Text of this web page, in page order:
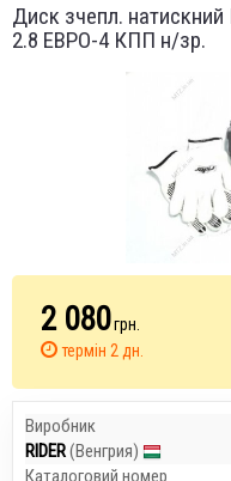
Диск зчепл.
2.8 ЕВРО-4 КПП н/зр.
2 080грн.
термін 2 дн.
Виробник
RIDER(Венгрия)
Каталоговий номер